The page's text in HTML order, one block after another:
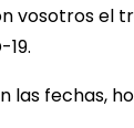
vosotros el
las fechas,